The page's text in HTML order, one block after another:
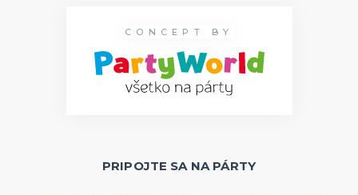
CONCEPT BY
PRIPOJTE SA NA PÁRTY